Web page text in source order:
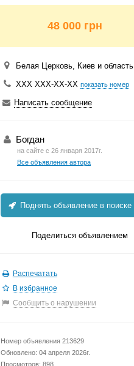
48 000 грн
Белая Церковь, Киев и область
ХХХ ХХХ-ХХ-ХХ показать номер
Написать сообщение
Богдан
на сайте с 26 января 2017г.
Все объявления автора
Поднять объявление в поиске
Поделиться объявлением
Распечатать
В избранное
Сообщить о нарушении
Номер объявления 213629
Обновлено: 04 апреля 2026г.
Просмотров: 898